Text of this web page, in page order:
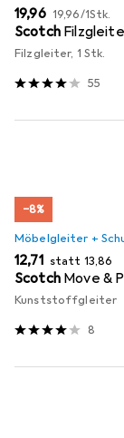
EUR
19,96 EUR
19,96/1Stk.
Scotch
Filzgleiter, 1 Stk.
55
−8%
Möbelgleiter +
EUR
12,71 statt EUR
13,86
Scotch Move &
Kunststoffgleiter
8